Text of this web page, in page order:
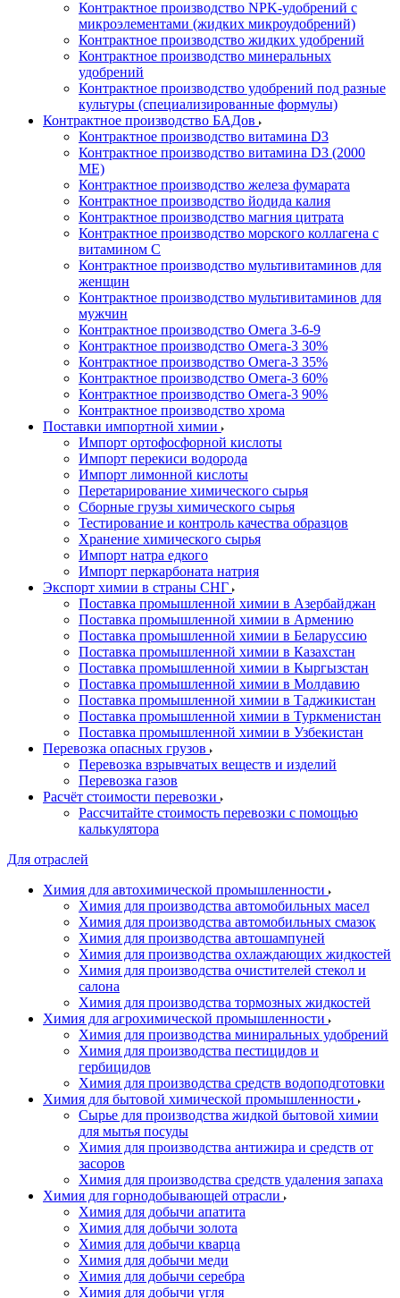
Контрактное производство NPK-удобрений с
микроэлементами (жидких микроудобрений)
Контрактное производство жидких удобрений
Контрактное производство минеральных
удобрений
Контрактное производство удобрений под разные
культуры (специализированные формулы)
Контрактное производство БАДов
Контрактное производство витамина D3
Контрактное производство витамина D3 (2000
МЕ)
Контрактное производство железа фумарата
Контрактное производство йодида калия
Контрактное производство магния цитрата
Контрактное производство морского коллагена с
витамином С
Контрактное производство мультивитаминов для
женщин
Контрактное производство мультивитаминов для
мужчин
Контрактное производство Омега 3-6-9
Контрактное производство Омега-3 30%
Контрактное производство Омега-3 35%
Контрактное производство Омега-3 60%
Контрактное производство Омега-3 90%
Контрактное производство хрома
Поставки импортной химии
Импорт ортофосфорной кислоты
Импорт перекиси водорода
Импорт лимонной кислоты
Перетарирование химического сырья
Сборные грузы химического сырья
Тестирование и контроль качества образцов
Хранение химического сырья
Импорт натра едкого
Импорт перкарбоната натрия
Экспорт химии в страны СНГ
Поставка промышленной химии в Азербайджан
Поставка промышленной химии в Армению
Поставка промышленной химии в Беларуссию
Поставка промышленной химии в Казахстан
Поставка промышленной химии в Кыргызстан
Поставка промышленной химии в Молдавию
Поставка промышленной химии в Таджикистан
Поставка промышленной химии в Туркменистан
Поставка промышленной химии в Узбекистан
Перевозка опасных грузов
Перевозка взрывчатых веществ и изделий
Перевозка газов
Расчёт стоимости перевозки
Рассчитайте стоимость перевозки с помощью
калькулятора
Для отраслей
Химия для автохимической промышленности
Химия для производства автомобильных масел
Химия для производства автомобильных смазок
Химия для производства автошампуней
Химия для производства охлаждающих жидкостей
Химия для производства очистителей стекол и
салона
Химия для производства тормозных жидкостей
Химия для агрохимической промышленности
Химия для производства миниральных удобрений
Химия для производства пестицидов и
гербицидов
Химия для производства средств водоподготовки
Химия для бытовой химической промышленности
Сырье для производства жидкой бытовой химии
для мытья посуды
Химия для производства антижира и средств от
засоров
Химия для производства средств удаления запаха
Химия для горнодобывающей отрасли
Химия для добычи апатита
Химия для добычи золота
Химия для добычи кварца
Химия для добычи меди
Химия для добычи серебра
Химия для добычи угля